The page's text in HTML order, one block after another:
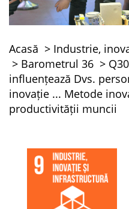
Acasă
Industrie,
Barometrul 36
influențează Dvs.
inovație ... Metode
productivității muncii